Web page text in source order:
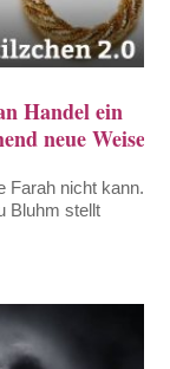
Handel ein
neue Weise
Farah nicht kann.
Bluhm stellt